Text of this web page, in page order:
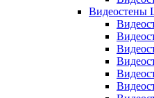
Видеостены